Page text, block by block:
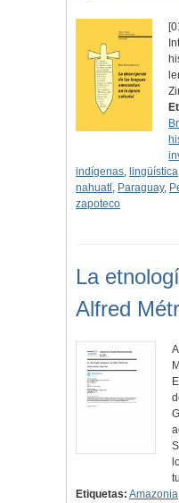
indígenas, lingüística
nahuatl , Paraguay,
zapoteco
La
Alfred
Etiquetas: Amazonia